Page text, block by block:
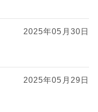
2025年05月30日
2025年05月29日